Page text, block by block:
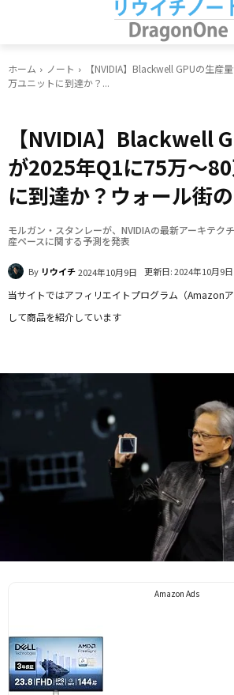
ホーム ノート
【NVIDIA】Blackwell GPUの生産
万ユニットに到達か？...
【NVIDIA】Blackwell
が2025年Q1に75万〜
に到達か？ウォール街
モルガン・スタンレーが、NVIDIAの最新アーキテク
産ペースに関する予測を発表
By リウイチ2024年10月9日 更新日:2024年10月9日
当サイトではアフィリエイトプログラム（Amazon
して商品を紹介しています
Amazon Ads